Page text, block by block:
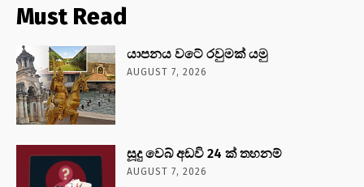
Must Read
යාපනය වටේ රවුමක් යමු
AUGUST 7, 2026
සූදු වෙබ් අඩවි 24 ක් තහනම්
AUGUST 7, 2026